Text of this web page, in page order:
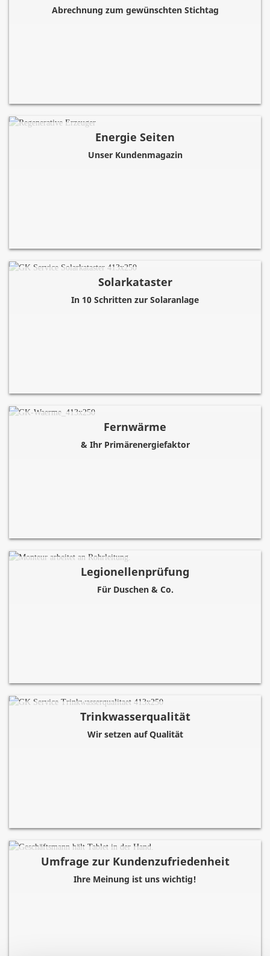
Abrechnung zum gewünschten Stichtag
Energie Seiten
Unser Kundenmagazin
Solarkataster
In 10 Schritten zur Solaranlage
Fernwärme
& Ihr Primärenergiefaktor
Legionellen­prüfung
Für Duschen & Co.
Trinkwasserqualität
Wir setzen auf Qualität
Umfrage zur Kundenzufriedenheit
Ihre Meinung ist uns wichtig!